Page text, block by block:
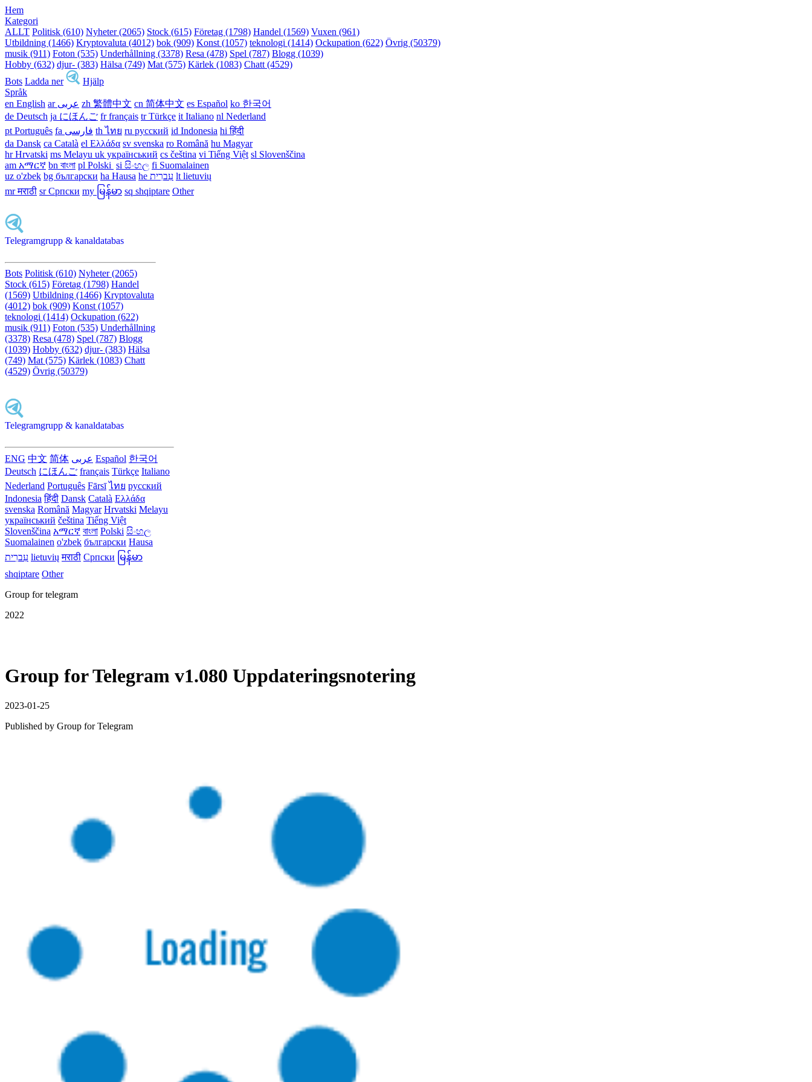
Hem
Kategori
ALLT Politisk (610) Nyheter (2065) Stock (615) Företag (1798) Handel (1569) Vuxen (961)
Utbildning (1466) Kryptovaluta (4012) bok (909) Konst (1057) teknologi (1414) Ockupation (622) Övrig (50379)
musik (911) Foton (535) Underhållning (3378) Resa (478) Spel (787) Blogg (1039)
Hobby (632) djur- (383) Hälsa (749) Mat (575) Kärlek (1083) Chatt (4529)
Bots Ladda ner
Hjälp
Språk
en English
ar عربى zh 繁體中文 cn 简体中文 es Español ko 한국어
de Deutsch ja にほんご fr français tr Türkçe it Italiano nl Nederland
pt Português
th ไทย ru русский id Indonesia hi हिंदी
da Dansk‎ ca Català el Ελλάδα sv svenska ro Română hu Magyar
hr Hrvatski ms Melayu uk український‎ cs čeština‎ vi Tiếng Việt sl Slovenščina
am አማርኛ bn বাংলা pl Polski ‎ si සිංහල fi Suomalainen
uz o'zbek bg български ha Hausa‎ he עִברִית lt lietuvių
mr मराठी sr Српски my မြန်မာ sq shqiptare Other
Telegramgrupp & kanaldatabas
Bots Politisk (610) Nyheter (2065)
Stock (615) Företag (1798) Handel
(1569) Utbildning (1466) Kryptovaluta
(4012) bok (909) Konst (1057)
teknologi (1414) Ockupation (622)
musik (911) Foton (535) Underhållning
(3378) Resa (478) Spel (787) Blogg
(1039) Hobby (632) djur- (383) Hälsa
(749) Mat (575) Kärlek (1083) Chatt
(4529) Övrig (50379)
Telegramgrupp & kanaldatabas
ENG 中文 简体 عربى Español 한국어
Deutsch にほんご français Türkçe Italiano
Nederland Português Fārsī‎ ไทย русский
Indonesia हिंदी Dansk‎ Català Ελλάδα
svenska Română Magyar Hrvatski Melayu
український čeština Tiếng Việt
Slovenščina አማርኛ বাংলা Polski සිංහල
Suomalainen o'zbek български Hausa
עִברִית lietuvių मराठी Српски မြန်မာ
shqiptare Other
Group for telegram
2022
Group for Telegram v1.080 Uppdateringsnotering
2023-01-25
Published by Group for Telegram